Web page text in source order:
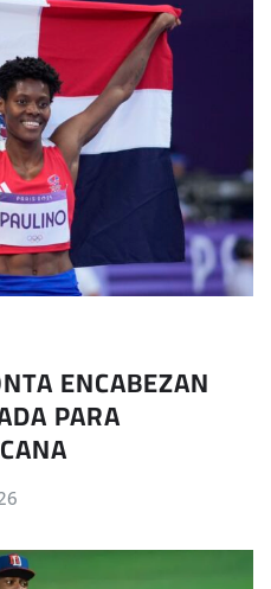
ENCABEZAN
PARA